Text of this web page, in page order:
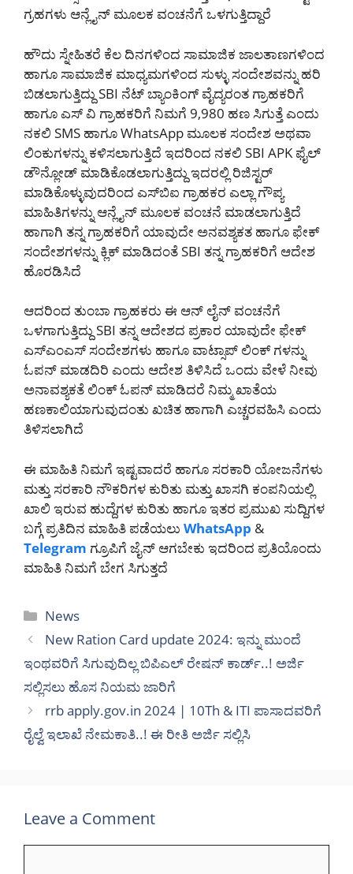
ಗ್ರಹಗಳು ಆನ್ಲೈನ್ ಮೂಲಕ ವಂಚನೆಗೆ ಒಳಗುತ್ತಿದ್ದಾರೆ
ಹೌದು ಸ್ನೇಹಿತರೆ ಕೆಲ ದಿನಗಳಿಂದ ಸಾಮಾಜಿಕ ಜಾಲತಾಣಗಳಿಂದ
ಹಾಗೂ ಸಾಮಾಜಿಕ ಮಾಧ್ಯಮಗಳಿಂದ ಸುಳ್ಳು ಸಂದೇಶವನ್ನು ಹರಿ
ಬಿಡಲಾಗುತ್ತಿದ್ದು SBI ನೆಟ್ ಬ್ಯಾಂಕಿಂಗ್ ವೈದ್ಯರಂತ ಗ್ರಾಹಕರಿಗೆ
ಹಾಗೂ ಎಸ್ ವಿ ಗ್ರಾಹಕರಿಗೆ ನಿಮಗೆ 9,980 ಹಣ ಸಿಗುತ್ತೆ ಎಂದು
ನಕಲಿ SMS ಹಾಗೂ WhatsApp ಮೂಲಕ ಸಂದೇಶ ಅಥವಾ
ಲಿಂಕುಗಳನ್ನು ಕಳಿಸಲಾಗುತ್ತಿದೆ ಇದರಿಂದ ನಕಲಿ SBI APK ಫೈಲ್
ಡೌನ್ಲೋಡ್ ಮಾಡಿಕೊಡಲಾಗುತ್ತಿದ್ದು ಇದರಲ್ಲಿ ರಿಜಿಸ್ಟರ್
ಮಾಡಿಕೊಳ್ಳುವುದರಿಂದ ಎಸ್‌ಬಿಐ ಗ್ರಾಹಕರ ಎಲ್ಲಾ ಗೌಪ್ಯ
ಮಾಹಿತಿಗಳನ್ನು ಆನ್ಲೈನ್ ಮೂಲಕ ವಂಚನೆ ಮಾಡಲಾಗುತ್ತಿದೆ
ಹಾಗಾಗಿ ತನ್ನ ಗ್ರಾಹಕರಿಗೆ ಯಾವುದೇ ಅನವಶ್ಯಕತ ಹಾಗೂ ಫೇಕ್
ಸಂದೇಶಗಳನ್ನು ಕ್ಲಿಕ್ ಮಾಡಿದಂತೆ SBI ತನ್ನ ಗ್ರಾಹಕರಿಗೆ ಆದೇಶ
ಹೊರಡಿಸಿದೆ
ಆದರಿಂದ ತುಂಬಾ ಗ್ರಾಹಕರು ಈ ಆನ್ ಲೈನ್ ವಂಚನೆಗೆ
ಒಳಗಾಗುತ್ತಿದ್ದು SBI ತನ್ನ ಆದೇಶದ ಪ್ರಕಾರ ಯಾವುದೇ ಫೇಕ್
ಎಸ್ಎಂಎಸ್ ಸಂದೇಶಗಳು ಹಾಗೂ ವಾಟ್ಸಾಪ್ ಲಿಂಕ್ ಗಳನ್ನು
ಓಪನ್ ಮಾಡದಿರಿ ಎಂದು ಆದೇಶ ತಿಳಿಸಿದೆ ಒಂದು ವೇಳೆ ನೀವು
ಅನಾವಶ್ಯಕತೆ ಲಿಂಕ್ ಓಪನ್ ಮಾಡಿದರೆ ನಿಮ್ಮ ಖಾತೆಯ
ಹಣಕಾಲಿಯಾಗುವುದಂತು ಖಚಿತ ಹಾಗಾಗಿ ಎಚ್ಚರವಹಿಸಿ ಎಂದು
ತಿಳಿಸಲಾಗಿದೆ
ಈ ಮಾಹಿತಿ ನಿಮಗೆ ಇಷ್ಟವಾದರೆ ಹಾಗೂ ಸರಕಾರಿ ಯೋಜನೆಗಳು
ಮತ್ತು ಸರಕಾರಿ ನೌಕರಿಗಳ ಕುರಿತು ಮತ್ತು ಖಾಸಗಿ ಕಂಪನಿಯಲ್ಲಿ
ಖಾಲಿ ಇರುವ ಹುದ್ದೆಗಳ ಕುರಿತು ಹಾಗೂ ಇತರ ಪ್ರಮುಖ ಸುದ್ದಿಗಳ
ಬಗ್ಗೆ ಪ್ರತಿದಿನ ಮಾಹಿತಿ ಪಡೆಯಲು WhatsApp &
Telegram ಗ್ರೂಪಿಗೆ ಜೈನ್ ಆಗಬೇಕು ಇದರಿಂದ ಪ್ರತಿಯೊಂದು
ಮಾಹಿತಿ ನಿಮಗೆ ಬೇಗ ಸಿಗುತ್ತದೆ
Categories
News
New Ration Card update 2024: ಇನ್ನು ಮುಂದೆ
ಇಂಥವರಿಗೆ ಸಿಗುವುದಿಲ್ಲ ಬಿಪಿಎಲ್ ರೇಷನ್ ಕಾರ್ಡ್..! ಅರ್ಜಿ
ಸಲ್ಲಿಸಲು ಹೊಸ ನಿಯಮ ಜಾರಿಗೆ
rrb apply.gov.in 2024 | 10Th & ITI ಪಾಸಾದವರಿಗೆ
ರೈಲ್ವೆ ಇಲಾಖೆ ನೇಮಕಾತಿ..! ಈ ರೀತಿ ಅರ್ಜಿ ಸಲ್ಲಿಸಿ
Leave a Comment